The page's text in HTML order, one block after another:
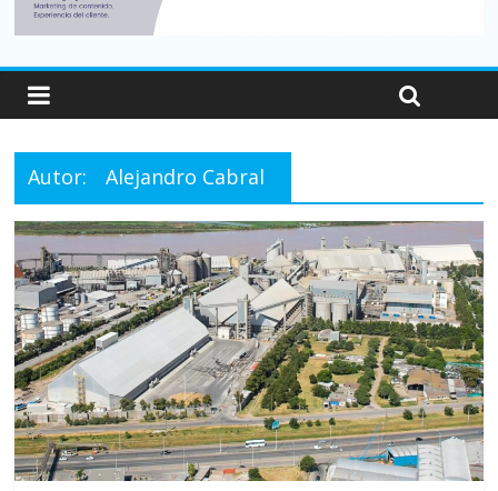
Autor: Alejandro Cabral